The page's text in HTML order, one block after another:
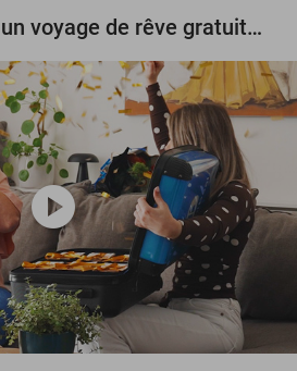
Tentez de gagner un voyage de rêve gratuit d'une valeur de 3.000 € !
play_circle